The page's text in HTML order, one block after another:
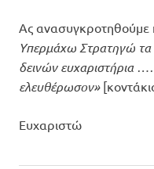
Ας
Υπερμάχω Στρατηγώ τα
δεινών ευχαριστήρια
ελευθέρωσον»
Ευχαριστώ